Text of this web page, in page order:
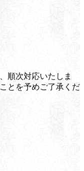
順次対応いたしま
とを予めご了承くだ